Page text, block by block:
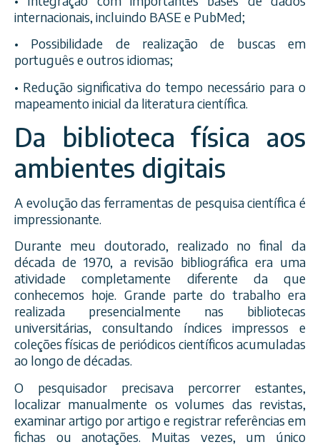
internacionais, incluindo BASE e PubMed;
• Possibilidade de realização de buscas em
português e outros idiomas;
• Redução significativa do tempo necessário para o
mapeamento inicial da literatura científica.
Da biblioteca física aos
ambientes digitais
A evolução das ferramentas de pesquisa científica é
impressionante.
Durante meu doutorado, realizado no final da
década de 1970, a revisão bibliográfica era uma
atividade completamente diferente da que
conhecemos hoje. Grande parte do trabalho era
realizada presencialmente nas bibliotecas
universitárias, consultando índices impressos e
coleções físicas de periódicos científicos acumuladas
ao longo de décadas.
O pesquisador precisava percorrer estantes,
localizar manualmente os volumes das revistas,
examinar artigo por artigo e registrar referências em
fichas ou anotações. Muitas vezes, um único